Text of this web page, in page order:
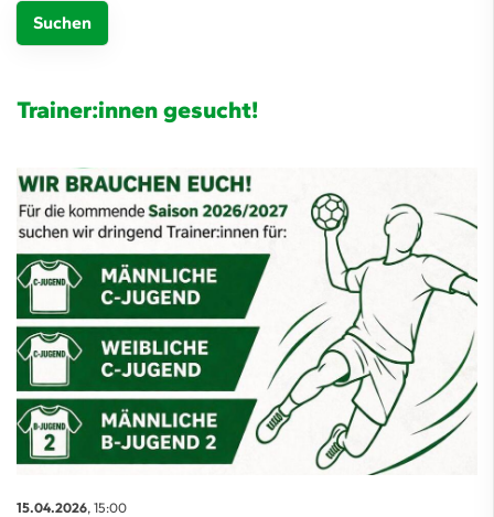
Trainer:innen gesucht!
15.04.2026, 15:00